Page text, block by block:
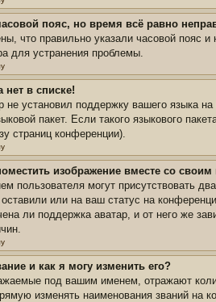
пояс, но время всё равно
что правильно указали часовой пояс
для устранения проблемы.
нет в списке!
не установил поддержку вашего языка
пакет. Если такого языкового
страниц конференции).
изображение вместе со
пользователя могут присутствовать
или на ваш статус на
ли поддержка аватар, и от него же
и как я могу изменить его?
под вашим именем, отражают
изменять наименования званий на